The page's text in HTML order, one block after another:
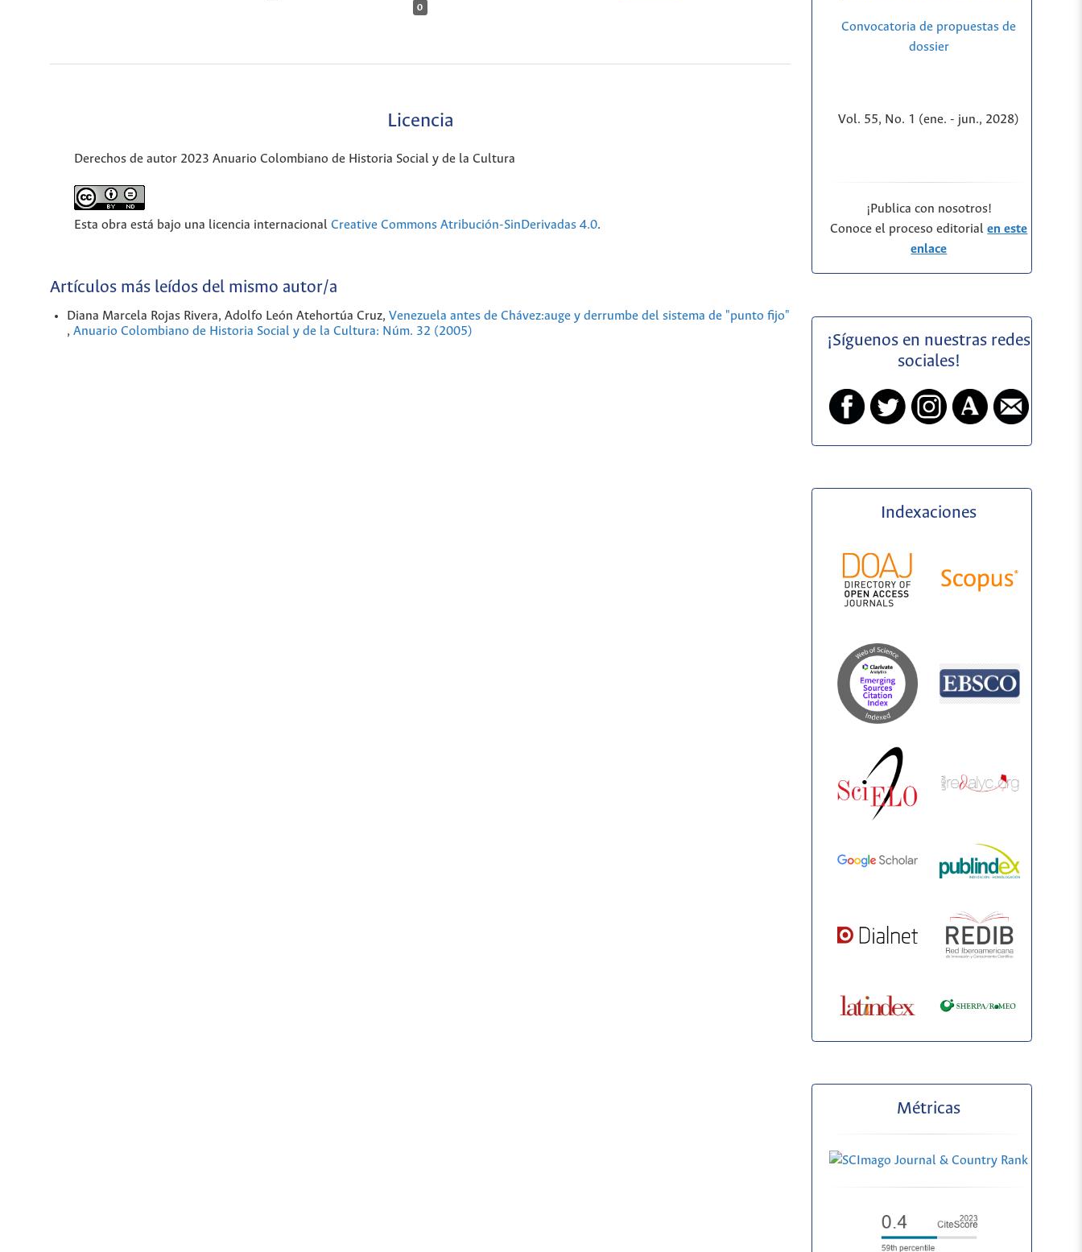
0
Licencia
Derechos de autor 2023 Anuario Colombiano de Historia Social y de la Cultura
Esta obra está bajo una licencia internacional Creative Commons Atribución-SinDerivadas 4.0.
Artículos más leídos del mismo autor/a
Diana Marcela Rojas Rivera, Adolfo León Atehortúa Cruz, Venezuela antes de Chávez:auge y derrumbe del sistema de "punto fijo"
, Anuario Colombiano de Historia Social y de la Cultura: Núm. 32 (2005)
Convocatoria de propuestas de
dossier
Vol. 55, No. 1 (ene. - jun., 2028)
¡Publica con nosotros!
Conoce el proceso editorialen este
enlace
¡Síguenos en nuestras redes
sociales!
Indexaciones
Métricas